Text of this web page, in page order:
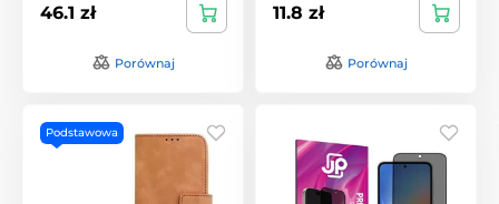
46.1 zł
Porównaj
11.8 zł
Porównaj
Podstawowa